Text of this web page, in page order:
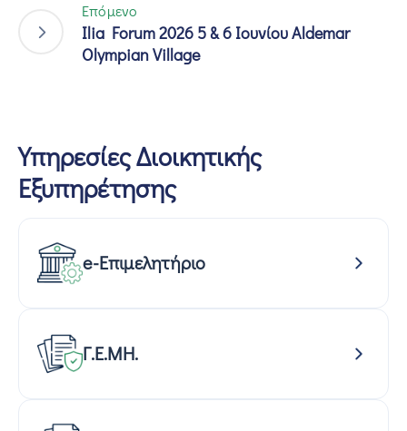
Επόμενο
Ilia Forum 2026 5 & 6 Ιουνίου Aldemar
Olympian Village
Υπηρεσίες Διοικητικής
Εξυπηρέτησης
e-Επιμελητήριο
Γ.Ε.ΜΗ.